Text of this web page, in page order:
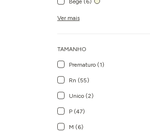
Bege (6)
Ver mais
TAMANHO
Prematuro (1)
Rn (55)
Unico (2)
P (47)
M (6)